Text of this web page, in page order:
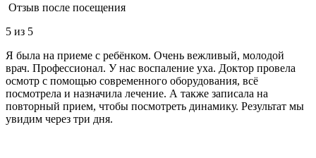
Отзыв после посещения
5 из 5
Я была на приеме с ребёнком. Очень вежливый, молодой
врач. Профессионал. У нас воспаление уха. Доктор провела
осмотр с помощью современного оборудования, всё
посмотрела и назначила лечение. А также записала на
повторный прием, чтобы посмотреть динамику. Результат мы
увидим через три дня.